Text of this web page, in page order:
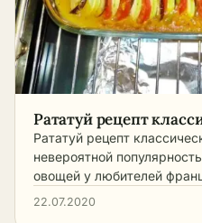
Рататуй рецепт
Рататуй рецепт
невероятной
овощей у любителей
22.07.2020